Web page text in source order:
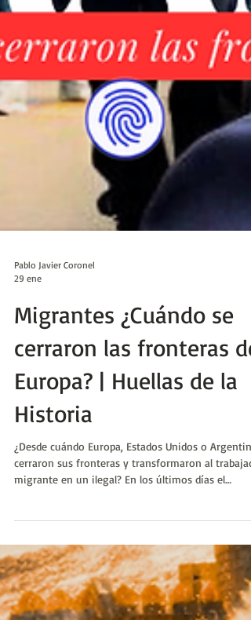
29 ene
Migrantes ¿Cuándo se
cerraron las fronteras de
Europa? | Huellas de la
Historia
¿Desde cuándo Europa, Estados Unidos o Argentina
legalizar a cerca de medio millón de trabajadores
migrantes fuera de la legalidad. En medio de la
polémica que se levanta sobre este tema tanto en
Estados Unidos, recientemente en Argentina o en
países europeos como Italia y Francia.